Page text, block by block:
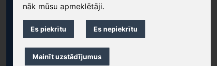
nāk mūsu apmeklētāji.
Es piekrītu Es nepiekrītu
Mainīt uzstādījumus